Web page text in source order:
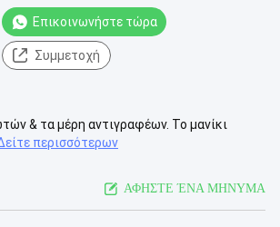
Επικοινωνήστε τώρα
Συμμετοχή
& τα μέρη αντιγραφέων. Το μανίκι
περισσότερων
ΑΦΗΣΤΕ ΈΝΑ ΜΗΝΥΜΑ